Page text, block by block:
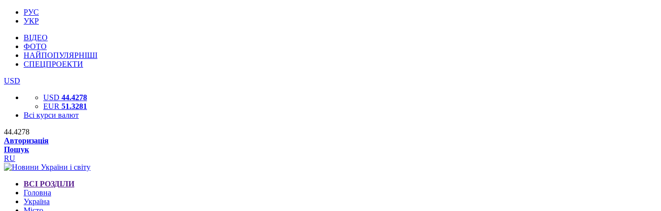
РУС
УКР
ВІДЕО
ФОТО
НАЙПОПУЛЯРНІШІ
СПЕЦПРОЕКТИ
USD
USD 44.4278
EUR 51.3281
Всі курси валют
44.4278
Авторизація
Пошук
RU
ВСІ РОЗДІЛИ
Головна
Україна